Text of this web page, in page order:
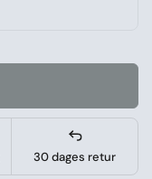
30 dages retur